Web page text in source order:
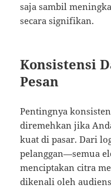
saja sambil
secara signifikan.
Konsistensi
Pesan
Pentingnya
diremehkan jika
kuat di pasar. Dari
pelanggan—semua
menciptakan citra
dikenali oleh